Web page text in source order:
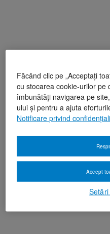
Făcând clic pe „Acceptați
cu stocarea cookie-urilor pe
îmbunătăți navigarea pe
ului și pentru a ajuta
Notificare privind
Accept